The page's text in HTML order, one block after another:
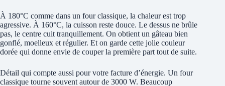
À 180°C comme dans un four classique, la chaleur est trop
agressive. À 160°C, la cuisson reste douce. Le dessus ne brûle
pas, le centre cuit tranquillement. On obtient un gâteau bien
gonflé, moelleux et régulier. Et on garde cette jolie couleur
dorée qui donne envie de couper la première part tout de suite.
Détail qui compte aussi pour votre facture d’énergie. Un four
classique tourne souvent autour de 3000 W. Beaucoup